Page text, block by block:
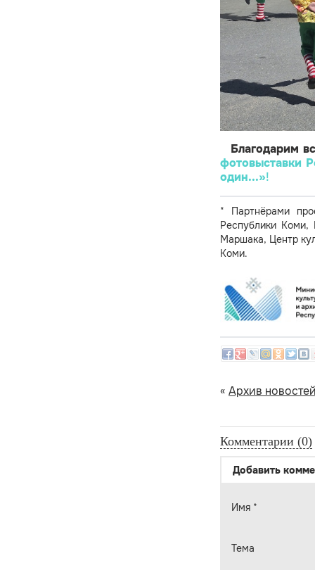
Благодарим
фотовыставки
один...»!
* Партнёрами
Республики Коми,
Маршака, Центр
Коми.
« Архив
Комментарии (0)
Добавить
Имя *
Тема